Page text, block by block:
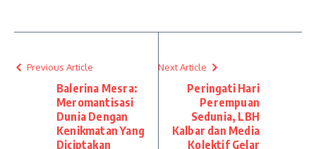
Previous Article
Balerina Mesra:
Meromantisasi
Dunia Dengan
Kenikmatan Yang
Diciptakan
Next Article
Peringati Hari
Perempuan
Sedunia, LBH
Kalbar dan Media
Kolektif Gelar